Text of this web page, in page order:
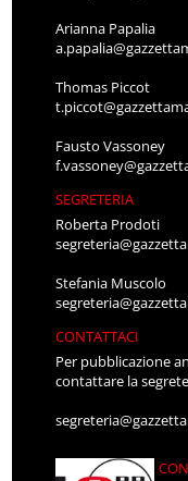
Arianna Papalia
Thomas Piccot
Fausto Vassoney
SEGRETERIA
Roberta Prodoti
Stefania Muscolo
CONTATTACI
Per pubblicazione
contattare la